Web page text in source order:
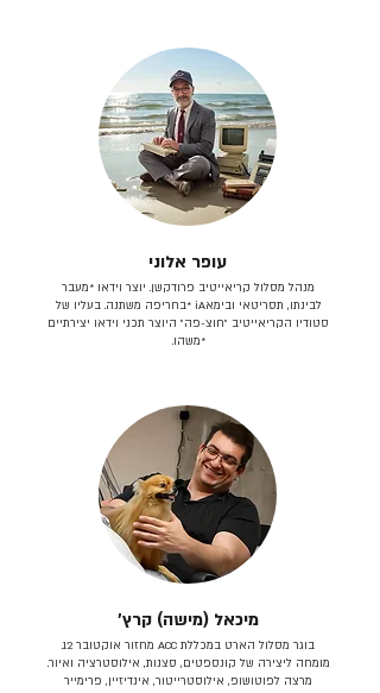
עופר אלוני
מנהל מסלול קריאייטיב פרודקשן. יוצר וידאו *מעבר
לבינתו, תסריטאי וב​ימאiA‎ *בחריפה משתנה. בעליו של
סטודיו הקריאייטיב ״חוצ-פה״ היוצר תכני וידאו יצירתיים
*משהו.
מיכאל (מישה) קרץ׳
בוגר מסלול הארט במכללת ACC מחזור אוקטובר 12.
מומחה ליצירה של קונספטים, סצנות, אילוסטרציה ואיור.
מרצה לפוטושופ, אילוסטרייטור, אינדיזיין, פרימייר